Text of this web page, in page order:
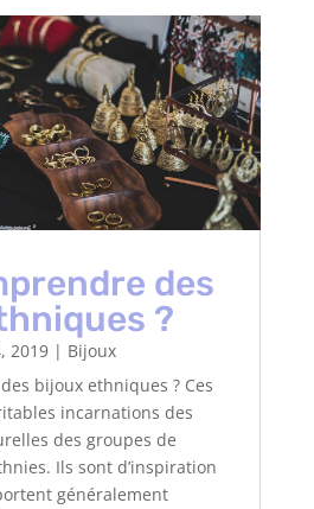
des
?
2019| Bijoux
bijoux ethniques ? Ces
incarnations des
des groupes de
Ils sont d’inspiration
généralement